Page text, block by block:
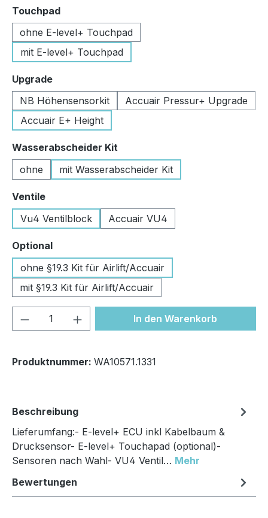
Touchpadauswählen
ohne E-level+ Touchpad
mit E-level+ Touchpad
Upgradeauswählen
NB Höhensensorkit
Accuair Pressur+ Upgrade
Accuair E+ Height
Wasserabscheider Kit
ohne
mit Wasserabscheider Kit
Ventileauswählen
Vu4 Ventilblock
Accuair VU4
Optionalauswählen
ohne §19.3 Kit für Airlift/Accuair
mit §19.3 Kit für Airlift/Accuair
Produkt Anzahl: Gib denIn den Warenkorb
Produktnummer: WA10571.1331
Beschreibung
Lieferumfang:- E-level+ ECU inkl Kabelbaum &
Drucksensor- E-level+ Touchapad (optional)-
Sensoren nach Wahl- VU4 Ventil… Mehr
Bewertungen